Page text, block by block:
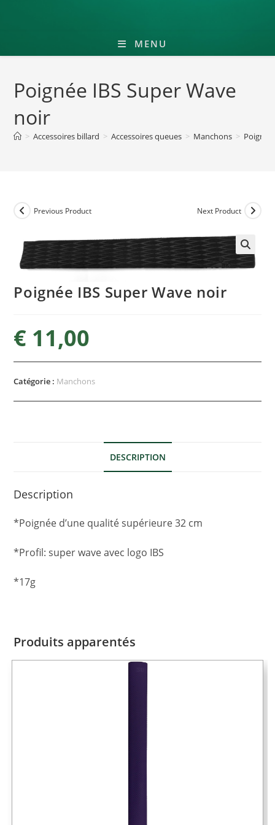
MENU
Poignée IBS Super Wave
noir
> Accessoires billard > Accessoires queues > Manchons >
Previous Product Next Product
Poignée IBS Super Wave noir
€ 11,00
Catégorie : Manchons
DESCRIPTION
Description
*Poignée d’une qualité supérieure 32 cm
*Profil: super wave avec logo IBS
*17g
Produits apparentés